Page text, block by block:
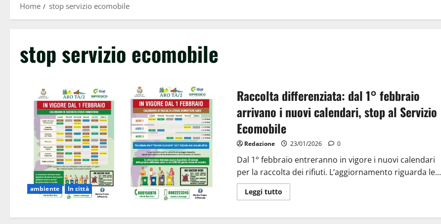
Home stop servizio ecomobile
stop servizio ecomobile
ambiente In città
Raccolta differenziata: dal 1° febbraio
arrivano i nuovi calendari, stop al Servizio
Ecomobile
Redazione 23/01/2026 0
Dal 1° febbraio entreranno in vigore i nuovi calendari
per la raccolta dei rifiuti. L’aggiornamento riguarda le...
Leggi tutto